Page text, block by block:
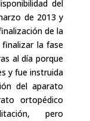
del
de 2013 y
de la
la fase
al día porque
y fue instruida
del aparato
ortopédico
pero